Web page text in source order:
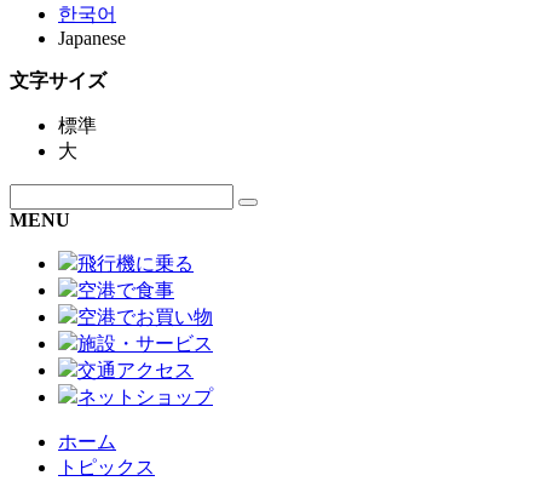
한국어
Japanese
文字サイズ
標準
大
MENU
飛行機に乗る
空港で食事
空港でお買い物
施設・サービス
交通アクセス
ネットショップ
ホーム
トピックス